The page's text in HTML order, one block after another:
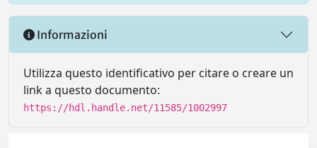
Informazioni
Utilizza questo identificativo per citare o creare un
link a questo documento:
https://hdl.handle.net/11585/1002997